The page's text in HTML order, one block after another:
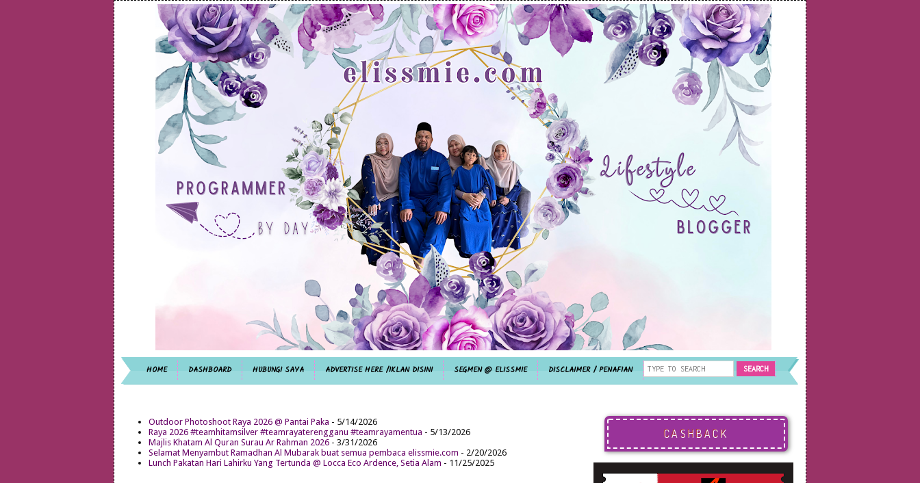
HOME DASHBOARD HUBUNGI SAYA ADVERTISE HERE /IKLAN DISINI SEGMEN @ ELISSMIE DISCLAIMER / PENAFIAN
Outdoor Photoshoot Raya 2026 @ Pantai Paka - 5/14/2026
Raya 2026 #teamhitamsilver #teamrayaterengganu #teamrayamentua - 5/13/2026
Majlis Khatam Al Quran Surau Ar Rahman 2026 - 3/31/2026
Selamat Menyambut Ramadhan Al Mubarak buat semua pembaca elissmie.com - 2/20/2026
Lunch Pakatan Hari Lahirku Yang Tertunda @ Locca Eco Ardence, Setia Alam - 11/25/2025
CASHBACK